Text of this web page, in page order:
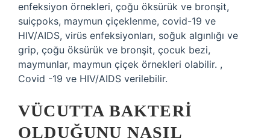
enfeksiyon örnekleri, çoğu öksürük ve bronşit,
suiçpoks, maymun çiçeklenme, covid-19 ve
HIV/AIDS, virüs enfeksiyonları, soğuk algınlığı ve
grip, çoğu öksürük ve bronşit, çocuk bezi,
maymunlar, maymun çiçek örnekleri olabilir. ,
Covid -19 ve HIV/AIDS verilebilir.
VÜCUTTA BAKTERI
OLDUĞUNU NASIL